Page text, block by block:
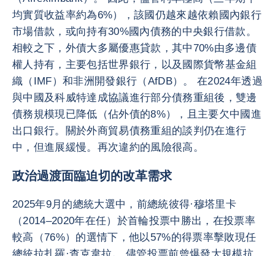
均實質收益率約為6%），該國仍越來越依賴國內銀行
市場借款，或向持有30%國內債務的中央銀行借款。
相較之下，外債大多屬優惠貸款，其中70%由多邊債
權人持有，主要包括世界銀行，以及國際貨幣基金組
織（IMF）和非洲開發銀行（AfDB）。 在2024年透過
與中國及科威特達成協議進行部分債務重組後，雙邊
債務規模現已降低（佔外債的8%），且主要欠中國進
出口銀行。關於外商貿易債務重組的談判仍在進行
中，但進展緩慢。再次違約的風險很高。
政治過渡面臨迫切的改革需求
2025年9月的總統大選中，前總統彼得·穆塔里卡
（2014–2020年在任）於首輪投票中勝出，在投票率
較高（76%）的選情下，他以57%的得票率擊敗現任